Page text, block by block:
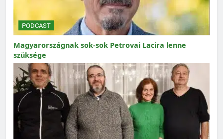
PODCAST
Magyarországnak sok-sok Petrovai Lacira lenne
szüksége